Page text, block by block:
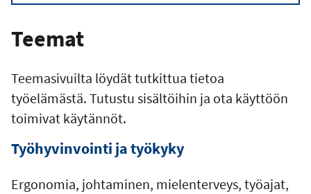
Teemat
Teemasivuilta löydät tutkittua tietoa
työelämästä. Tutustu sisältöihin ja ota käyttöön
toimivat käytännöt.
Työhyvinvointi ja työkyky
Ergonomia, johtaminen, mielenterveys, työajat,